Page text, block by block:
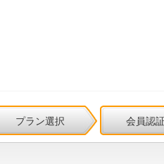
プラン選択 会員認